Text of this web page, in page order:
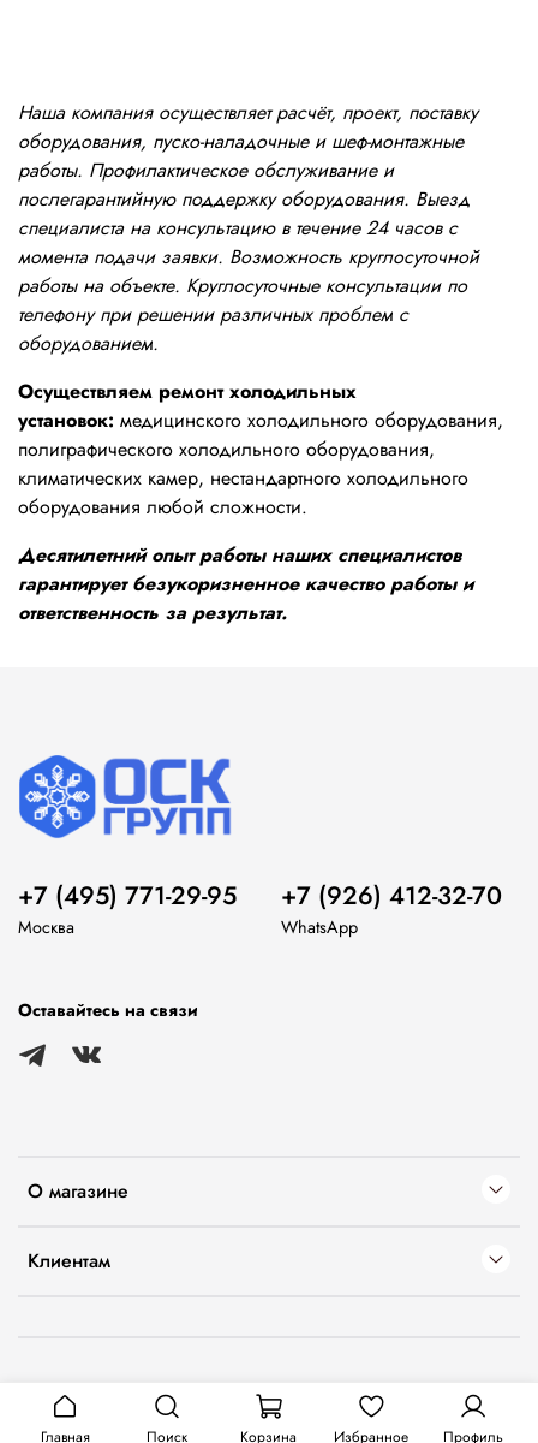
Наша компания осуществляет расчёт, проект, поставку
оборудования, пуско-наладочные и шеф-монтажные
работы. Профилактическое обслуживание и
послегарантийную поддержку оборудования. Выезд
специалиста на консультацию в течение 24 часов с
момента подачи заявки. Возможность круглосуточной
работы на объекте. Круглосуточные консультации по
телефону при решении различных проблем с
оборудованием.
Осуществляем ремонт холодильных
установок: медицинского холодильного оборудования,
полиграфического холодильного оборудования,
климатических камер, нестандартного холодильного
оборудования любой сложности.
Десятилетний опыт работы наших специалистов
гарантирует безукоризненное качество работы и
ответственность за результат.
О магазине
Клиентам
+7 (495) 771-29-95
Москва
+7 (926) 412-32-70
WhatsApp
Оставайтесь на связи
Главная Поиск Корзина Избранное Профиль